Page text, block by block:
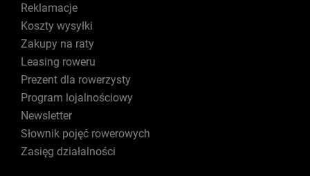
Reklamacje
Koszty wysyłki
Zakupy na raty
Leasing roweru
Prezent dla rowerzysty
Program lojalnościowy
Newsletter
Słownik pojęć rowerowych
Zasięg działalności